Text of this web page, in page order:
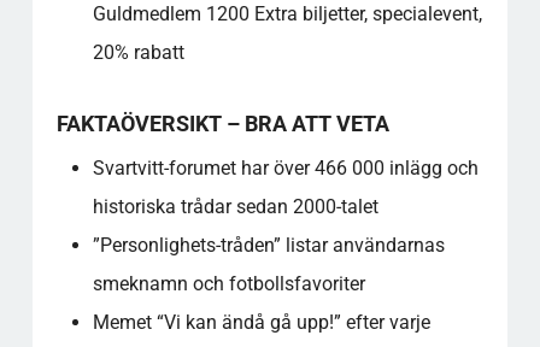
Guldmedlem 1200 Extra biljetter, specialevent,
20% rabatt
FAKTAÖVERSIKT – BRA ATT VETA
Svartvitt-forumet har över 466 000 inlägg och
historiska trådar sedan 2000-talet
”Personlighets-tråden” listar användarnas
smeknamn och fotbollsfavoriter
Memet “Vi kan ändå gå upp!” efter varje